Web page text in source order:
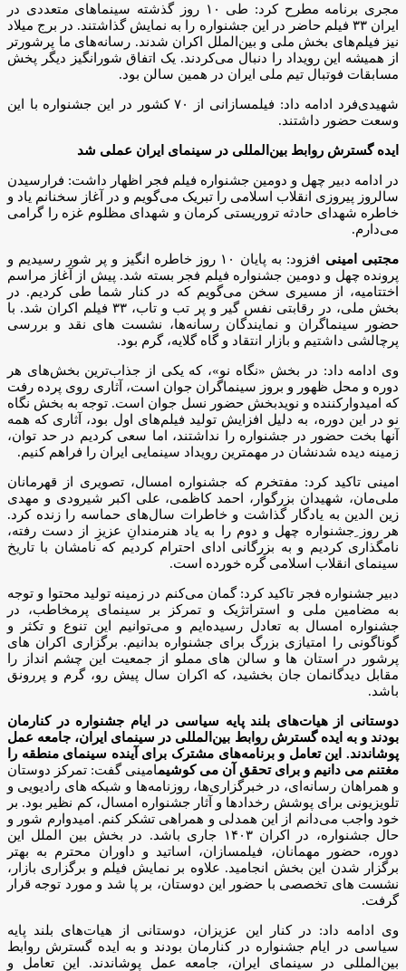
مجری برنامه مطرح کرد: طی ۱۰ روز گذشته سینماهای متعددی در
ایران ۳۳ فیلم‌ حاضر در این جشنواره را به نمایش گذاشتند. در برج میلاد
نیز فیلم‌های بخش ملی و بین‌الملل اکران شدند. رسانه‌های ما پرشورتر
از همیشه این رویداد را دنبال می‌کردند. یک اتفاق شورانگیز دیگر پخش
مسابقات فوتبال تیم‌ ملی ایران در همین سالن بود.
شهیدی‌فرد ادامه داد: فیلمسازانی از ۷۰ کشور در این جشنواره با این
وسعت حضور داشتند.
ایده گسترش روابط بین‌المللی در سینمای ایران عملی شد
در ادامه دبیر چهل و دومین جشنواره فیلم فجر اظهار داشت: فرارسیدن
سالروز پیروزی انقلاب اسلامی را تبریک می‌گویم و در آغاز سخنانم یاد و
خاطره شهدای حادثه تروریستی کرمان و شهدای مظلوم غزه را گرامی
می‌دارم.
مجتبی امینی
افزود: به پایان ۱۰ روز خاطره انگیز و پر شور رسیدیم و
پرونده چهل و دومین جشنواره فیلم فجر بسته شد. پیش از آغاز مراسم
اختتامیه، از مسیری سخن می‌گویم که در کنار شما طی کردیم. در
بخش ملی، در رقابتی نفس گیر و پر تب و تاب، ۳۳ فیلم اکران شد. با
حضور سینماگران و نمایندگان رسانه‌ها، نشست های نقد و بررسی
پرچالشی داشتیم و بازار انتقاد و گاه گلایه، گرم بود.
وی ادامه داد: در بخش «نگاه نو»، که یکی از جذاب‌ترین بخش‌های هر
دوره و محل ظهور و بروز سینماگران جوان است، آثاری روی پرده رفت
که امیدوارکننده و نویدبخش حضور نسل جوان است. توجه به بخش نگاه
نو در این دوره، به دلیل افزایش تولید فیلم‌های اول بود، آثاری که همه
آنها بخت حضور در جشنواره را نداشتند، اما سعی کردیم در حد توان،
زمینه دیده شدنشان در مهمترین رویداد سینمایی ایران را فراهم کنیم.
امینی تاکید کرد: مفتخرم که جشنواره امسال، تصویری از قهرمانان
ملی‌مان، شهیدان بزرگوار، احمد کاظمی، علی اکبر شیرودی و مهدی
زین الدین به یادگار گذاشت و خاطرات سال‌های حماسه را زنده کرد.
هر روز ِجشنواره چهل و دوم را به یاد هنرمندانِ عزیزِ از دست رفته،
نامگذاری کردیم و به بزرگانی ادای احترام کردیم که نامشان با تاریخ
سینمای انقلاب اسلامی گره خورده است.
دبیر جشنواره فجر تاکید کرد: گمان می‌کنم در زمینه تولید محتوا و توجه
به مضامین ملی و استراتژیک و تمرکز بر سینمای پرمخاطب، در
جشنواره امسال به تعادل رسیده‌ایم و می‌توانیم این تنوع و تکثر و
گوناگونی را امتیازی بزرگ برای جشنواره بدانیم. برگزاری اکران های
پرشور در استان ها و سالن های مملو از جمعیت این چشم انداز را
مقابل دیدگانمان جان بخشید، که اکران سال پیش رو، گرم و پررونق
باشد.
دوستانی از هیات‌های بلند پایه سیاسی در ایام جشنواره در کنارمان
بودند و به ایده گسترش روابط بین‌المللی در سینمای ایران، جامعه عمل
پوشاندند. این تعامل و برنامه‌های مشترک برای آینده سینمای منطقه را
مغتنم می دانیم و برای تحقق آن می کوشیمامینی گفت: تمرکز دوستان
و همراهان رسانه‌ای، در خبرگزاری‌ها، روزنامه‌ها و شبکه های رادیویی و
تلویزیونی برای پوشش رخدادها و آثار جشنواره امسال، کم نظیر بود. بر
خود واجب می‌دانم از این همدلی و همراهی تشکر کنم. امیدوارم شور و
حال جشنواره، در اکران ۱۴۰۳ جاری باشد. در بخش بین الملل این
دوره، حضور مهمانان، فیلمسازان، اساتید و داوران محترم به بهتر
برگزار شدن این بخش انجامید. علاوه بر نمایش فیلم و برگزاری بازار،
نشست های تخصصی با حضور این دوستان، بر پا شد و مورد توجه قرار
گرفت.
وی ادامه داد: در کنار این عزیزان، دوستانی از هیات‌های بلند پایه
سیاسی در ایام جشنواره در کنارمان بودند و به ایده گسترش روابط
بین‌المللی در سینمای ایران، جامعه عمل پوشاندند. این تعامل و